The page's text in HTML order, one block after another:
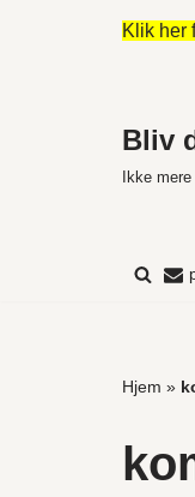
Klik her
Bliv
Ikke
Hjem »